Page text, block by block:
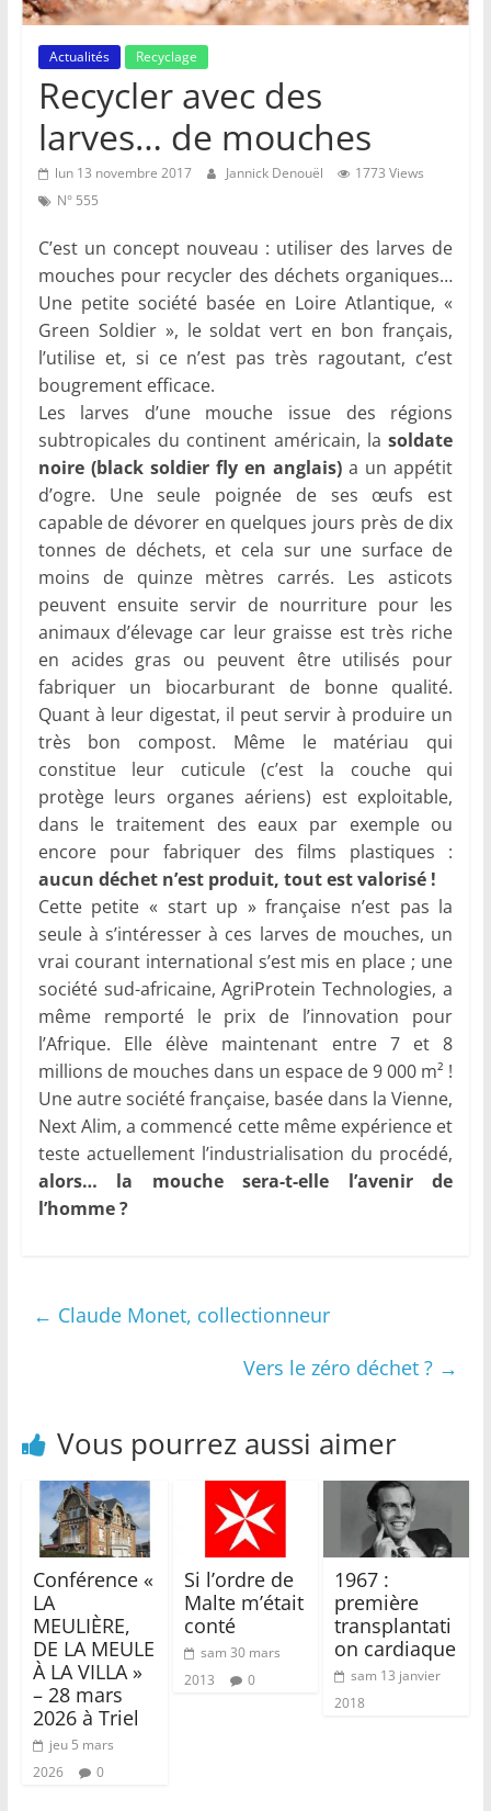
Actualités Recyclage
Recycler avec des
larves… de mouches
lun 13 novembre 2017 Jannick Denouël
1773 Views
N° 555
C’est un concept nouveau : utiliser des larves de
mouches pour recycler des déchets organiques…
Une petite société basée en Loire Atlantique, «
Green Soldier », le soldat vert en bon français,
l’utilise et, si ce n’est pas très ragoutant, c’est
bougrement efficace.
Les larves d’une mouche issue des régions
subtropicales du continent américain, la soldate
noire (black soldier fly en anglais) a un appétit
d’ogre. Une seule poignée de ses œufs est
capable de dévorer en quelques jours près de dix
tonnes de déchets, et cela sur une surface de
moins de quinze mètres carrés. Les asticots
peuvent ensuite servir de nourriture pour les
animaux d’élevage car leur graisse est très riche
en acides gras ou peuvent être utilisés pour
fabriquer un biocarburant de bonne qualité.
Quant à leur digestat, il peut servir à produire un
très bon compost. Même le matériau qui
constitue leur cuticule (c’est la couche qui
protège leurs organes aériens) est exploitable,
dans le traitement des eaux par exemple ou
encore pour fabriquer des films plastiques :
aucun déchet n’est produit, tout est valorisé !
Cette petite « start up » française n’est pas la
seule à s’intéresser à ces larves de mouches, un
vrai courant international s’est mis en place ; une
société sud-africaine, AgriProtein Technologies, a
même remporté le prix de l’innovation pour
l’Afrique. Elle élève maintenant entre 7 et 8
millions de mouches dans un espace de 9 000 m² !
Une autre société française, basée dans la Vienne,
Next Alim, a commencé cette même expérience et
teste actuellement l’industrialisation du procédé,
alors… la mouche sera-t-elle l’avenir de
l’homme ?
← Claude Monet, collectionneur
Vers le zéro déchet ? →
Vous pourrez aussi aimer
Conférence «
LA
MEULIÈRE,
DE LA MEULE
À LA VILLA »
– 28 mars
2026 à Triel
jeu 5 mars
2026
0
Si l’ordre de
Malte m’était
conté
sam 30 mars
2013
0
1967 :
première
transplantati
on cardiaque
sam 13 janvier
2018